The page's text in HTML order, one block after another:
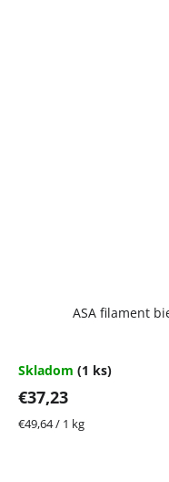
ASA filament
Skladom (1 ks)
€37,23
Jednotková
€49,64 / 1 kg